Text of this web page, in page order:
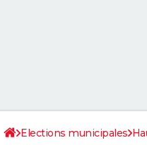
Elections municipales